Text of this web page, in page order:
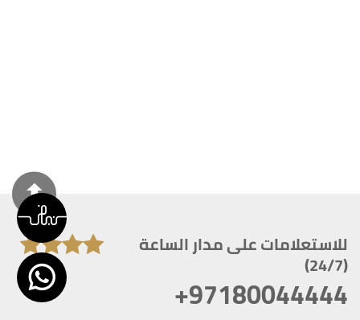
للاستعلامات على مدار الساعة
(24/7)
+97180044444